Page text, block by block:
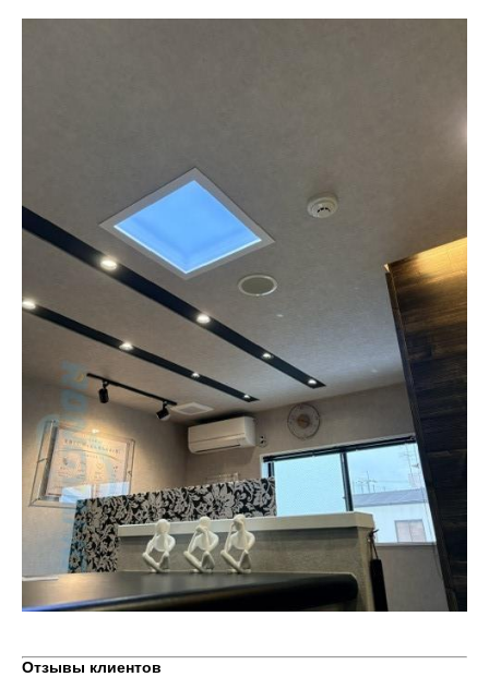
Отзывы клиентов